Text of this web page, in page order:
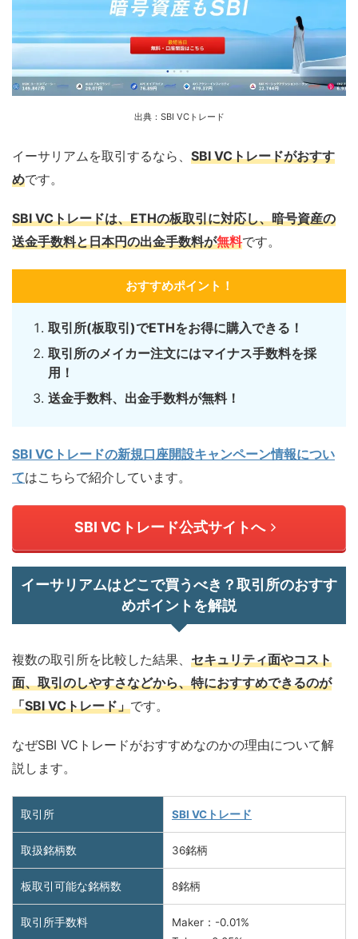
出典： SBI VCトレード
イーサリアムを取引するなら、 SBI VCトレードがおすす
めです。
SBI VCトレードは、ETHの板取引に対応し、暗号資産の
送金手数料と日本円の出金手数料が無料です。
おすすめポイント！
取引所(板取引)でETHをお得に購入できる！
取引所のメイカー注文にはマイナス手数料を採
用！
送金手数料、出金手数料が無料！
SBI VCトレードの新規口座開設キャンペーン情報につい
てはこちらで紹介しています。
SBI VCトレード公式サイトへ
イーサリアムはどこで買うべき？取引所のおすす
めポイントを解説
複数の取引所を比較した結果、 セキュリティ面やコスト
面、取引のしやすさなどから、特におすすめできるのが
「SBI VCトレード」です。
なぜSBI VCトレードがおすすめなのかの理由について解
説します。
取引所 SBI VCトレード
取扱銘柄数 36銘柄
板取引可能な銘柄数 8銘柄
取引所手数料
Maker：-0.01%